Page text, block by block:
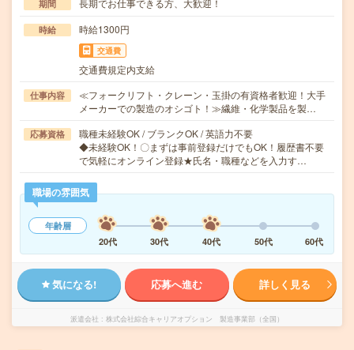
期間 長期でお仕事できる方、大歓迎！
時給 時給1300円
交通費
交通費規定内支給
仕事内容
≪フォークリフト・クレーン・玉掛の有資格者歓迎！大手
メーカーでの製造のオシゴト！≫繊維・化学製品を製…
応募資格
職種未経験OK / ブランクOK / 英語力不要
◆未経験OK！〇まずは事前登録だけでもOK！履歴書不要
で気軽にオンライン登録★氏名・職種などを入力す…
職場の雰囲気
年齢層
20代
30代 40代 50代 60代
気になる! 応募へ進む 詳しく見る
派遣会社 株式会社綜合キャリアオプション 製造事業部（全国）